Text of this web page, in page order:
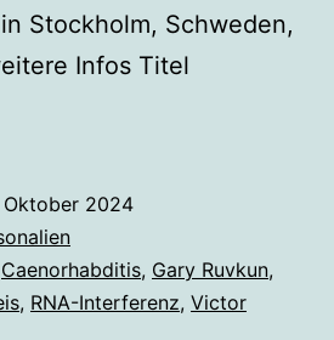
Stockholm, Schweden,
Infos Titel
Oktober 2024
Caenorhabditis, Gary Ruvkun,
, RNA-Interferenz, Victor